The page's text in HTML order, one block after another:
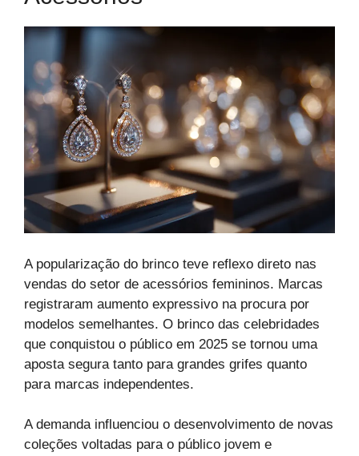
A popularização do brinco teve reflexo direto nas
vendas do setor de acessórios femininos. Marcas
registraram aumento expressivo na procura por
modelos semelhantes. O brinco das celebridades
que conquistou o público em 2025 se tornou uma
aposta segura tanto para grandes grifes quanto
para marcas independentes.
A demanda influenciou o desenvolvimento de novas
coleções voltadas para o público jovem e